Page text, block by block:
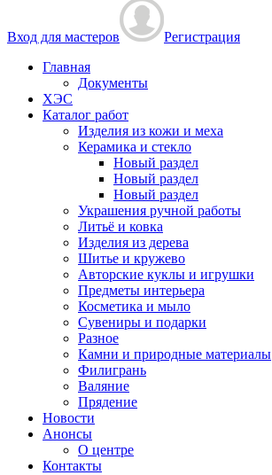
Вход для мастеров
Регистрация
Главная
Документы
ХЭС
Каталог работ
Изделия из кожи и меха
Керамика и стекло
Новый раздел
Новый раздел
Новый раздел
Украшения ручной работы
Литьё и ковка
Изделия из дерева
Шитье и кружево
Авторские куклы и игрушки
Предметы интерьера
Косметика и мыло
Сувениры и подарки
Разное
Камни и природные материалы
Филигрань
Валяние
Прядение
Новости
Анонсы
О центре
Контакты